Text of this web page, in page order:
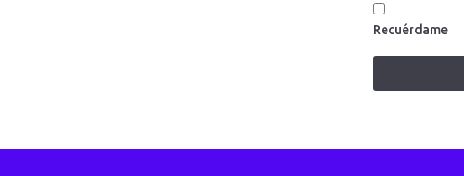
Recuérdame